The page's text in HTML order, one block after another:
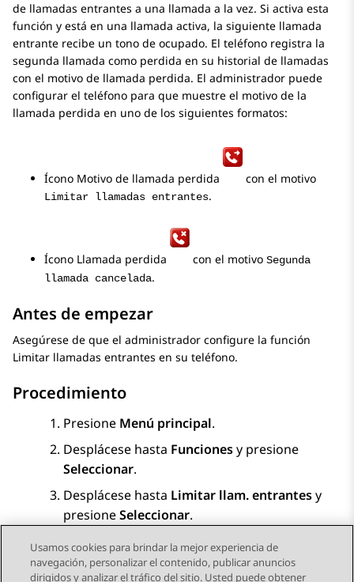
de llamadas entrantes a una llamada a la vez. Si activa esta
función y está en una llamada activa, la siguiente llamada
entrante recibe un tono de ocupado. El teléfono registra la
segunda llamada como perdida en su historial de llamadas
con el motivo de llamada perdida. El administrador puede
configurar el teléfono para que muestre el motivo de la
llamada perdida en uno de los siguientes formatos:
Ícono Motivo de llamada perdida con el motivo
Limitar llamadas entrantes.
Ícono Llamada perdida con el motivo Segunda
llamada cancelada.
Antes de empezar
Asegúrese de que el administrador configure la función
Limitar llamadas entrantes en su teléfono.
Procedimiento
Presione Menú principal.
Desplácese hasta Funcionesy presione
Seleccionar.
Desplácese hasta Limitar llam. entrantesy
presioneSeleccionar.
Usamos cookies para brindar la mejor experiencia de
navegación, personalizar el contenido, publicar anuncios
dirigidos y analizar el tráfico del sitio. Usted puede obtener